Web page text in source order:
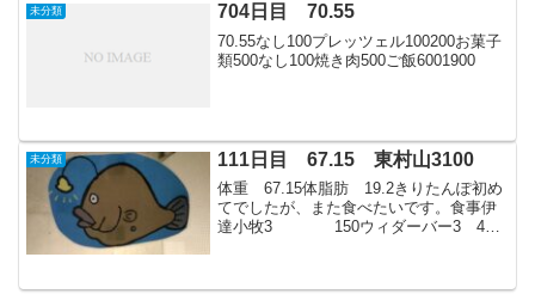
未分類 704日目 70.55
70.55なし100プレッツェル100200お菓子
類500なし100焼き肉500ご飯6001900
未分類 111日目 67.15 東村山3100
体重 67.15体脂肪 19.2きりたんぽ初め
てでしたが、また食べたいです。食事伊
達小牧3 150ウィダーバー3 450